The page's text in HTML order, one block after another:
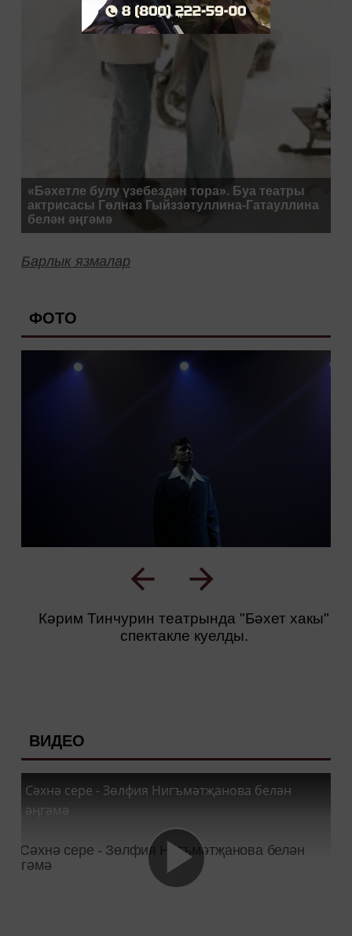
«Бәхетле булу үзебездән тора». Буа театры
актрисасы Гөлназ Гыйззәтуллина-Гатауллина
белән әңгәмә
Барлык язмалар
ФОТО
Кәрим Тинчурин театрында "Бәхет хакы"
спектакле куелды.
ВИДЕО
Сәхнә сере - Зөлфия Нигъмәтҗанова белән
әңгәмә